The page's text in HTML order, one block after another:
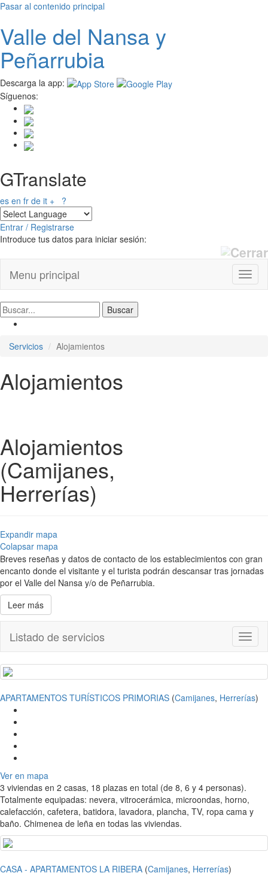
Pasar al contenido principal
Valle del Nansay
Peñarrubia
Descarga la app:
Síguenos:
GTranslate
es en fr de it + ?
Entrar / Registrarse
Introduce tus datos para iniciar sesión:
Menu principal
Servicios Alojamientos
Alojamientos
Alojamientos
(Camijanes,
Herrerías)
Expandir mapa
Colapsar mapa
Breves reseñas y datos de contacto de los establecimientos con gran
encanto donde el visitante y el turista podrán descansar tras jornadas
por el Valle del Nansa y/o de Peñarrubia.
Leer más
Listado de servicios
APARTAMENTOS TURÍSTICOS PRIMORIAS (Camijanes, Herrerías)
Ver en mapa
3 viviendas en 2 casas, 18 plazas en total (de 8, 6 y 4 personas).
Totalmente equipadas: nevera, vitrocerámica, microondas, horno,
calefacción, cafetera, batidora, lavadora, plancha, TV, ropa cama y
baño. Chimenea de leña en todas las viviendas.
CASA - APARTAMENTOS LA RIBERA (Camijanes, Herrerías)